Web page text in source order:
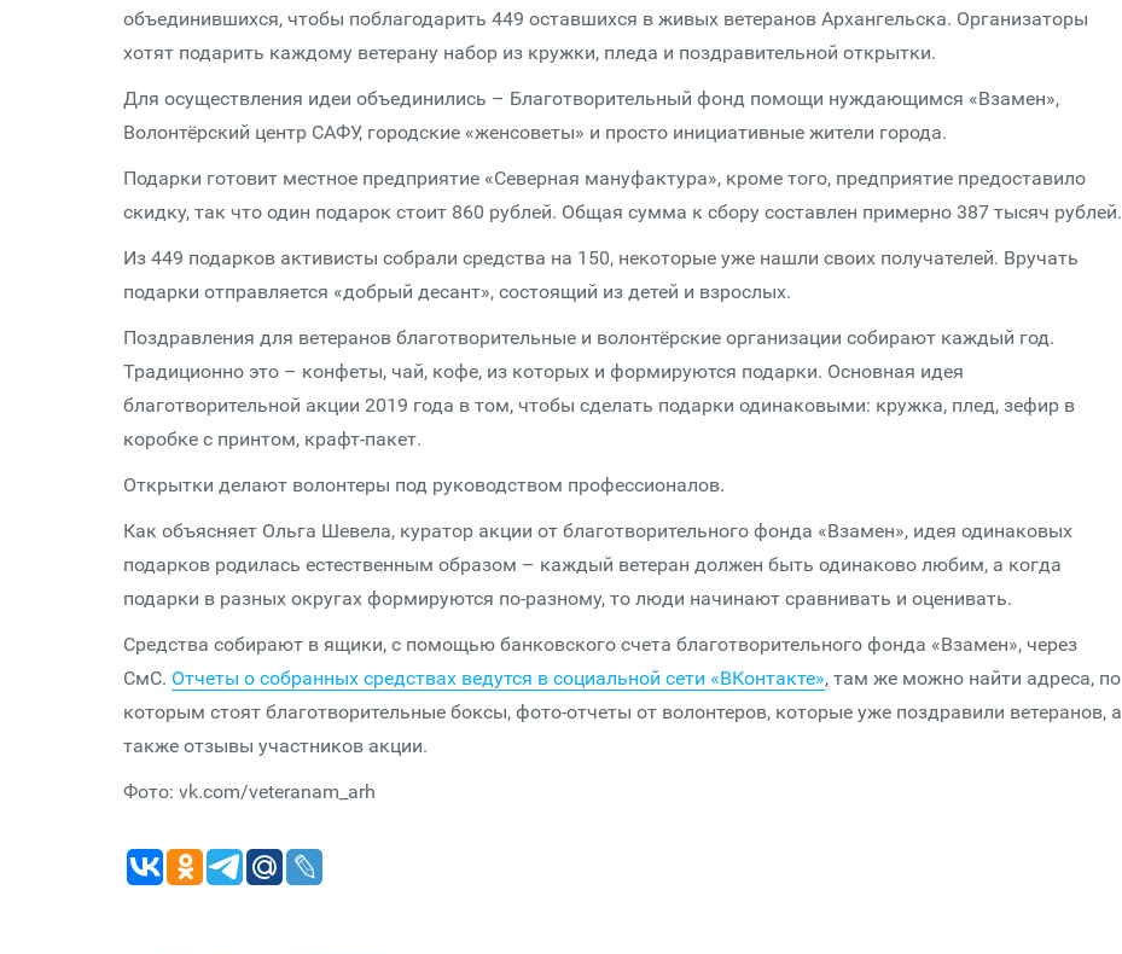
объединившихся, чтобы поблагодарить 449 оставшихся в живых ветеранов Архангельска. Организаторы
хотят подарить каждому ветерану набор из кружки, пледа и поздравительной открытки.
Для осуществления идеи объединились – Благотворительный фонд помощи нуждающимся «Взамен»,
Волонтёрский центр САФУ, городские «женсоветы» и просто инициативные жители города.
Подарки готовит местное предприятие «Северная мануфактура», кроме того, предприятие предоставило
скидку, так что один подарок стоит 860 рублей. Общая сумма к сбору составлен примерно 387 тысяч рублей.
Из 449 подарков активисты собрали средства на 150, некоторые уже нашли своих получателей. Вручать
подарки отправляется «добрый десант», состоящий из детей и взрослых.
Поздравления для ветеранов благотворительные и волонтёрские организации собирают каждый год.
Традиционно это – конфеты, чай, кофе, из которых и формируются подарки. Основная идея
благотворительной акции 2019 года в том, чтобы сделать подарки одинаковыми: кружка, плед, зефир в
коробке с принтом, крафт-пакет.
Открытки делают волонтеры под руководством профессионалов.
Как объясняет Ольга Шевела, куратор акции от благотворительного фонда «Взамен», идея одинаковых
подарков родилась естественным образом – каждый ветеран должен быть одинаково любим, а когда
подарки в разных округах формируются по-разному, то люди начинают сравнивать и оценивать.
Средства собирают в ящики, с помощью банковского счета благотворительного фонда «Взамен», через
СмС. Отчеты о собранных средствах ведутся в социальной сети «ВКонтакте», там же можно найти адреса, по
которым стоят благотворительные боксы, фото-отчеты от волонтеров, которые уже поздравили ветеранов, а
также отзывы участников акции.
Фото: vk.com/veteranam_arh